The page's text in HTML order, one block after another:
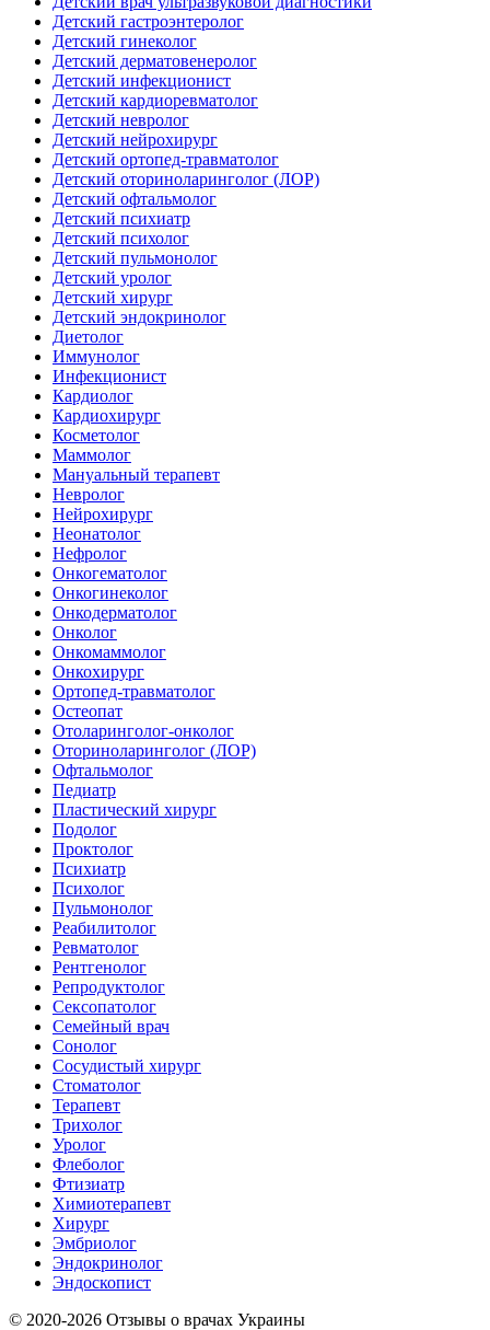
Детский гастроэнтеролог
Детский гинеколог
Детский дерматовенеролог
Детский инфекционист
Детский кардиоревматолог
Детский невролог
Детский нейрохирург
Детский ортопед-травматолог
Детский оториноларинголог (ЛОР)
Детский офтальмолог
Детский психиатр
Детский психолог
Детский пульмонолог
Детский уролог
Детский хирург
Детский эндокринолог
Диетолог
Иммунолог
Инфекционист
Кардиолог
Кардиохирург
Косметолог
Маммолог
Мануальный терапевт
Невролог
Нейрохирург
Неонатолог
Нефролог
Онкогематолог
Онкогинеколог
Онкодерматолог
Онколог
Онкомаммолог
Онкохирург
Ортопед-травматолог
Остеопат
Отоларинголог-онколог
Оториноларинголог (ЛОР)
Офтальмолог
Педиатр
Пластический хирург
Подолог
Проктолог
Психиатр
Психолог
Пульмонолог
Реабилитолог
Ревматолог
Рентгенолог
Репродуктолог
Сексопатолог
Семейный врач
Сонолог
Сосудистый хирург
Стоматолог
Терапевт
Трихолог
Уролог
Флеболог
Фтизиатр
Химиотерапевт
Хирург
Эмбриолог
Эндокринолог
Эндоскопист
© 2020-2026 Отзывы о врачах Украины